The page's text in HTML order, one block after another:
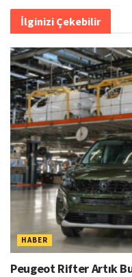
İlginizi Çekebilir
HABER
Peugeot Rifter Artık